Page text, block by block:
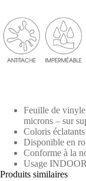
Feuille de
microns – sur
Coloris
Disponible en
Conforme à la
Usage
Produits similaires